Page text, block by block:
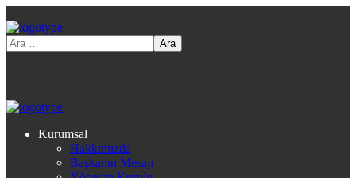
Kurumsal
Hakkımızda
Başkanın Mesajı